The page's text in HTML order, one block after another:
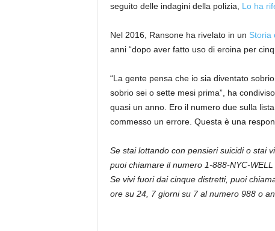
seguito delle indagini della polizia, Lo ha
Nel 2016, Ransone ha rivelato in un Storia
anni “dopo aver fatto uso di eroina per
“La gente pensa che io sia diventato
sobrio sei o sette mesi prima”, ha
quasi un anno. Ero il numero due sulla
commesso un errore. Questa è una
Se stai lottando con pensieri suicidi o stai
puoi chiamare il numero 1-888-NYC-
Se vivi fuori dai cinque distretti, puoi
ore su 24, 7 giorni su 7 al numero 988 o